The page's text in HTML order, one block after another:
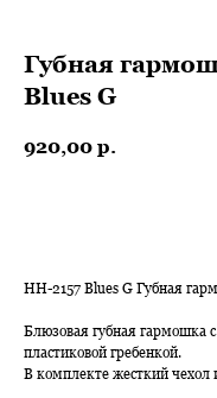
Губная
Blues G
920,00 р.
HH-2157 Blues G Губная
Блюзовая губная гармошка
пластиковой гребенкой.
В комплекте жесткий чехол